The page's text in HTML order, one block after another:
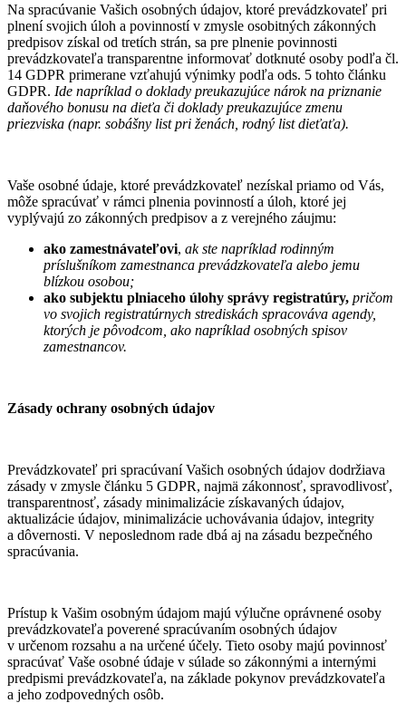
Na spracúvanie Vašich osobných údajov, ktoré prevádzkovateľ pri
plnení svojich úloh a povinností v zmysle osobitných zákonných
predpisov získal od tretích strán, sa pre plnenie povinnosti
prevádzkovateľa transparentne informovať dotknuté osoby podľa čl.
14 GDPR primerane vzťahujú výnimky podľa ods. 5 tohto článku
GDPR. Ide napríklad o doklady preukazujúce nárok na priznanie
daňového bonusu na dieťa či doklady preukazujúce zmenu
priezviska (napr. sobášny list pri ženách, rodný list dieťaťa).
Vaše osobné údaje, ktoré prevádzkovateľ nezískal priamo od Vás,
môže spracúvať v rámci plnenia povinností a úloh, ktoré jej
vyplývajú zo zákonných predpisov a z verejného záujmu:
ako zamestnávateľovi, ak ste napríklad rodinným
príslušníkom zamestnanca prevádzkovateľa alebo jemu
blízkou osobou;
ako subjektu plniaceho úlohy správy registratúry, pričom
vo svojich registratúrnych strediskách spracováva agendy,
ktorých je pôvodcom, ako napríklad osobných spisov
zamestnancov.
Zásady ochrany osobných údajov
Prevádzkovateľ pri spracúvaní Vašich osobných údajov dodržiava
zásady v zmysle článku 5 GDPR, najmä zákonnosť, spravodlivosť,
transparentnosť, zásady minimalizácie získavaných údajov,
aktualizácie údajov, minimalizácie uchovávania údajov, integrity
a dôvernosti. V neposlednom rade dbá aj na zásadu bezpečného
spracúvania.
Prístup k Vašim osobným údajom majú výlučne oprávnené osoby
prevádzkovateľa poverené spracúvaním osobných údajov
v určenom rozsahu a na určené účely. Tieto osoby majú povinnosť
spracúvať Vaše osobné údaje v súlade so zákonnými a internými
predpismi prevádzkovateľa, na základe pokynov prevádzkovateľa
a jeho zodpovedných osôb.